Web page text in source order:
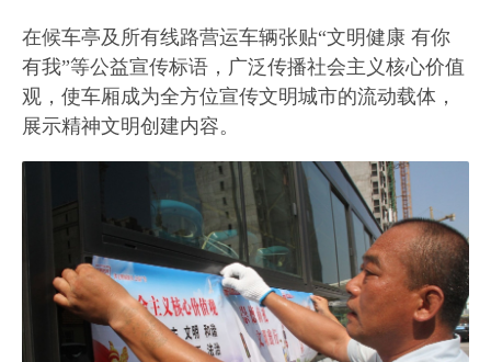
在候车亭及所有线路营运车辆张贴“文明健康 有你
有我”等公益宣传标语，广泛传播社会主义核心价值
观，使车厢成为全方位宣传文明城市的流动载体，
展示精神文明创建内容。